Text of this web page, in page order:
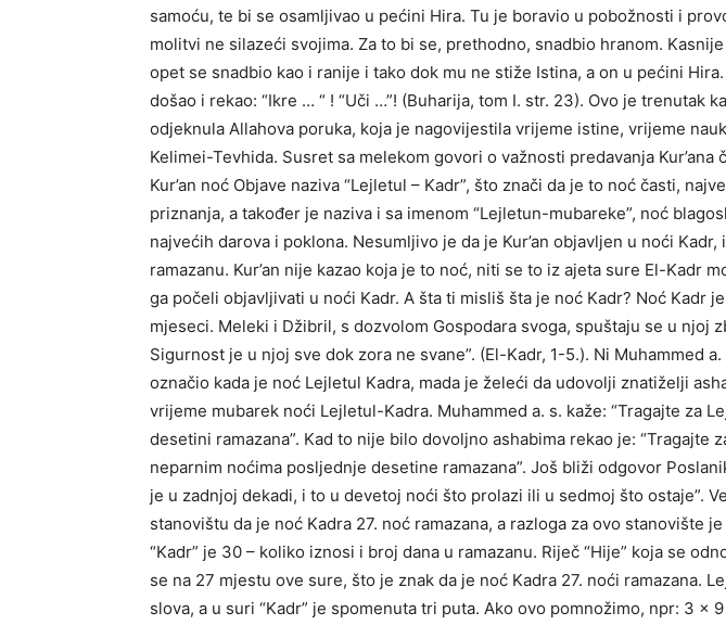
samoću, te bi se osamljivao u pećini Hira. Tu je boravio u pobožnosti i
molitvi ne silazeći svojima. Za to bi se, prethodno, snadbio hranom.
opet se snadbio kao i ranije i tako dok mu ne stiže Istina, a on u pećini
došao i rekao: “Ikre … “ ! “Uči …”! (Buharija, tom I. str. 23). Ovo je trenutak
odjeknula Allahova poruka, koja je nagovijestila vrijeme istine, vrijeme
Kelimei-Tevhida. Susret sa melekom govori o važnosti predavanja Kur’ana
Kur’an noć Objave naziva “Lejletul – Kadr”, što znači da je to noć časti,
priznanja, a također je naziva i sa imenom “Lejletun-mubareke”, noć
najvećih darova i poklona. Nesumljivo je da je Kur’an objavljen u noći
ramazanu. Kur’an nije kazao koja je to noć, niti se to iz ajeta sure El-Kadr
ga počeli objavljivati u noći Kadr. A šta ti misliš šta je noć Kadr? Noć Kadr
mjeseci. Meleki i Džibril, s dozvolom Gospodara svoga, spuštaju se u njoj
Sigurnost je u njoj sve dok zora ne svane”. (El-Kadr, 1-5.). Ni Muhammed
označio kada je noć Lejletul Kadra, mada je želeći da udovolji znatiželji
vrijeme mubarek noći Lejletul-Kadra. Muhammed a. s. kaže: “Tragajte za
desetini ramazana”. Kad to nije bilo dovoljno ashabima rekao je: “Tragajte
neparnim noćima posljednje desetine ramazana”. Još bliži odgovor
je u zadnjoj dekadi, i to u devetoj noći što prolazi ili u sedmoj što ostaje”.
stanovištu da je noć Kadra 27. noć ramazana, a razloga za ovo stanovište
“Kadr” je 30 – koliko iznosi i broj dana u ramazanu. Riječ “Hije” koja se
se na 27 mjestu ove sure, što je znak da je noć Kadra 27. noći ramazana.
slova, a u suri “Kadr” je spomenuta tri puta. Ako ovo pomnožimo, npr: 3 x